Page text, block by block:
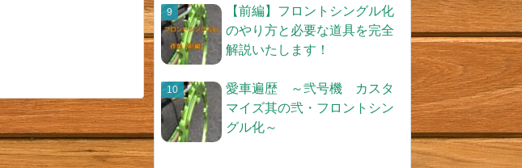
【前編】フロントシングル化
のやり方と必要な道具を完全
解説いたします！
愛車遍歴 ～弐号機 カスタ
マイズ其の弐・フロントシン
グル化～